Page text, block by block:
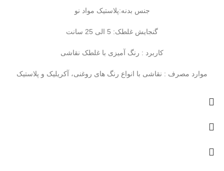
جنس بدنه:پلاستیک مواد نو
گنجایش غلطک: 5 الی 25 سانت
کاربرد : رنگ آمیزی با غلطک نقاشی
موارد مصرف : نقاشی با انواع رنگ های روغنی، آکریلیک و پلاستیک